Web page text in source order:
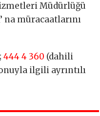
Müdürlüğü
na müracaatlarını
444 4 360 (dahili
ilgili ayrıntılı